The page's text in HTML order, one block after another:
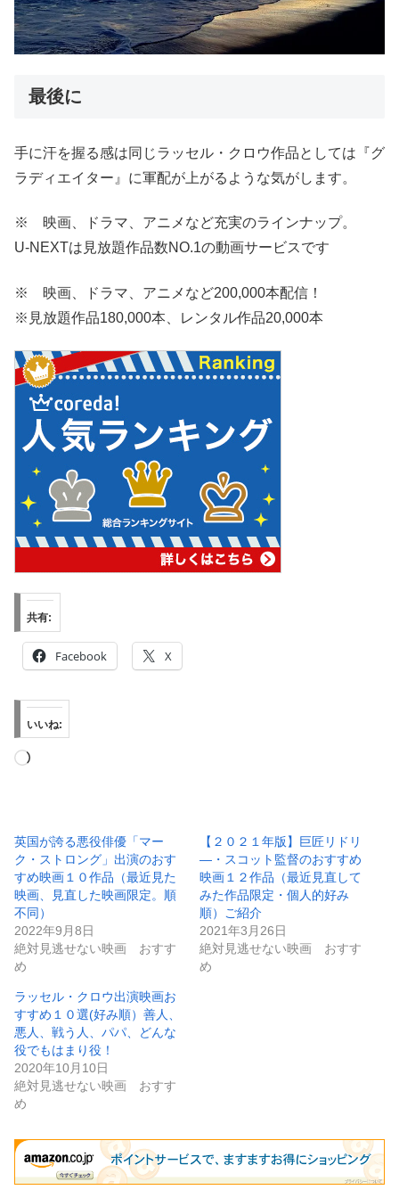
最後に
手に汗を握る感は同じラッセル・クロウ作品としては『グ
ラディエイター』に軍配が上がるような気がします。
※ 映画、ドラマ、アニメなど充実のラインナップ。
U-NEXTは見放題作品数NO.1の動画サービスです
※ 映画、ドラマ、アニメなど200,000本配信！
※見放題作品180,000本、レンタル作品20,000本
共有:
Facebook X
いいね:
読
み
中…
英国が誇る悪役俳優「マー
ク・ストロング」出演のおす
すめ映画１０作品（最近見た
映画、見直した映画限定。順
不同）
2022年9月8日
絶対見逃せない映画 おすす
め
【２０２１年版】巨匠リドリ
―・スコット監督のおすすめ
映画１２作品（最近見直して
みた作品限定・個人的好み
順）ご紹介
2021年3月26日
絶対見逃せない映画 おすす
め
ラッセル・クロウ出演映画お
すすめ１０選(好み順）善人、
悪人、戦う人、パパ、どんな
役でもはまり役！
2020年10月10日
絶対見逃せない映画 おすす
め